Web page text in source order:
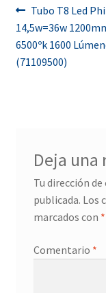
de
entradas
Anterior:
Tubo T8 Led
14,5w=36w
6500ºk 1600
(71109500)
Deja una
Tu dirección
publicada. Los
marcados con *
Comentario *